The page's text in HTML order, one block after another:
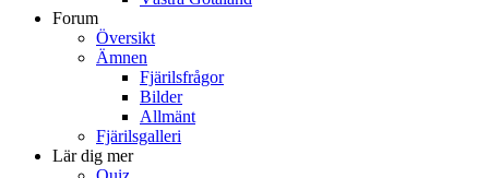
Forum
Översikt
Ämnen
Fjärilsfrågor
Bilder
Allmänt
Fjärilsgalleri
Lär dig mer